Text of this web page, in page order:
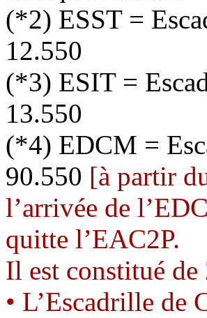
(*2) ESST =
12.550
(*3) ESIT =
13.550
(*4) EDCM =
90.550 [à partir
l’arrivée de
quitte l’EAC2P.
Il est constitué
• L’Escadrille de